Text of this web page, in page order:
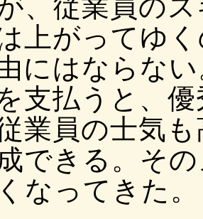
、従業員の
上がってゆ
にはならな
支払うと、
業員の士気
できる。そ
なってきた。